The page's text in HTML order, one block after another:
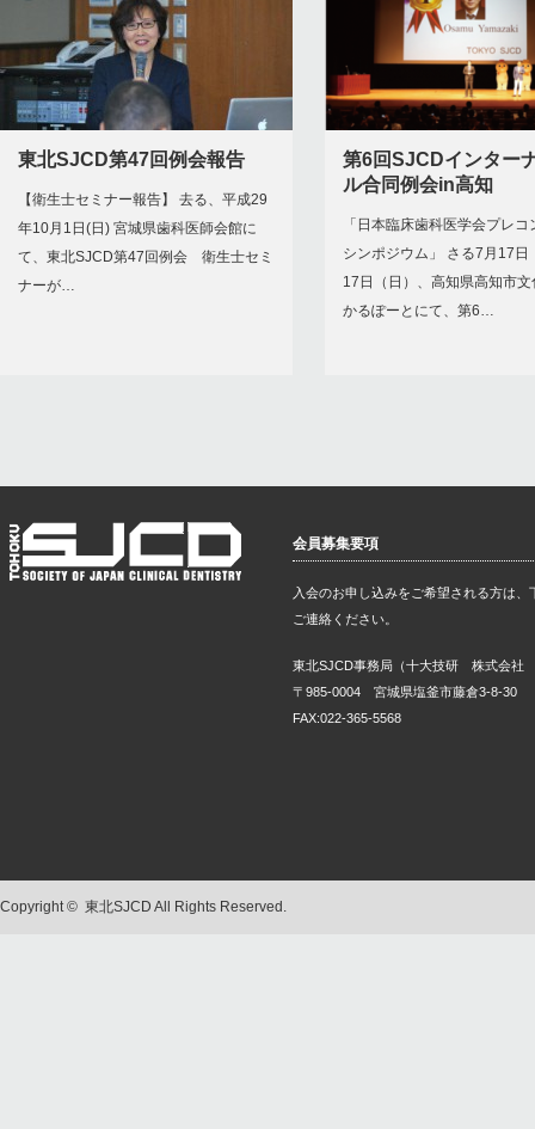
東北SJCD第47回例会報告
【衛生士セミナー報告】 去る、平成29
年10月1日(日) 宮城県歯科医師会館に
て、東北SJCD第47回例会 衛生士セミ
ナーが…
第6回SJCDインター
ル合同例会in高知
「日本臨床歯科医学会プレコ
シンポジウム」 さる7月17日
17日（日）、高知県高知市
かるぽーとにて、第6…
会員募集要項
入会のお申し込みをご希望される方は、
ご連絡ください。
東北SJCD事務局（十大技研 株式会社
〒985-0004 宮城県塩釜市藤倉3-8-30
FAX:022-365-5568
Copyright © 東北SJCD All Rights Reserved.